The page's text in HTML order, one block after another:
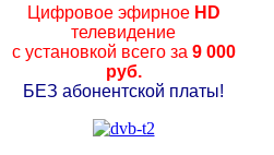
Цифровое эфирноеHD
телевидение
с установкой всего за 9 000
руб.
БЕЗ абонентской платы!